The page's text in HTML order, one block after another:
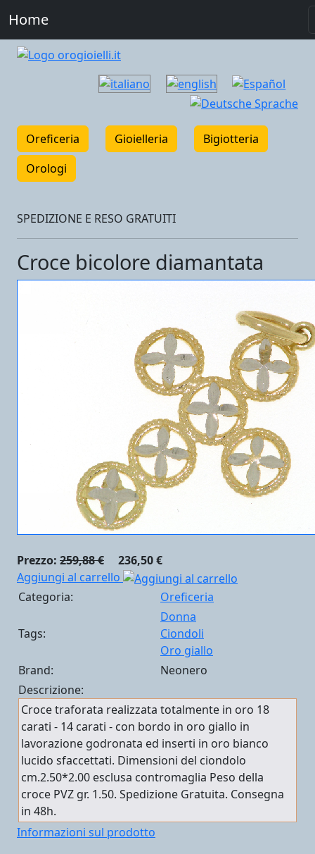
Home
Oreficeria Gioielleria
Bigiotteria
Orologi
SPEDIZIONE E RESO GRATUITI
Croce bicolore diamantata
Prezzo: 259,88 €
236,50 €
Aggiungi al carrello
Categoria:
Oreficeria
Tags:
Donna
Ciondoli
Oro giallo
Brand:
Neonero
Descrizione:
Croce traforata realizzata totalmente in oro 18
carati - 14 carati - con bordo in oro giallo in
lavorazione godronata ed inserti in oro bianco
lucido sfaccettati. Dimensioni del ciondolo
cm.2.50*2.00 esclusa contromaglia Peso della
croce PVZ gr. 1.50. Spedizione Gratuita. Consegna
in 48h.
Informazioni sul prodotto